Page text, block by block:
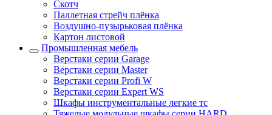
Скотч
Паллетная стрейч плёнка
Воздушно-пузырьковая плёнка
Картон листовой
Промышленная мебель
Верстаки серии Garage
Верстаки серии Master
Верстаки серии Profi W
Верстаки серии Expert WS
Шкафы инструментальные легкие тс